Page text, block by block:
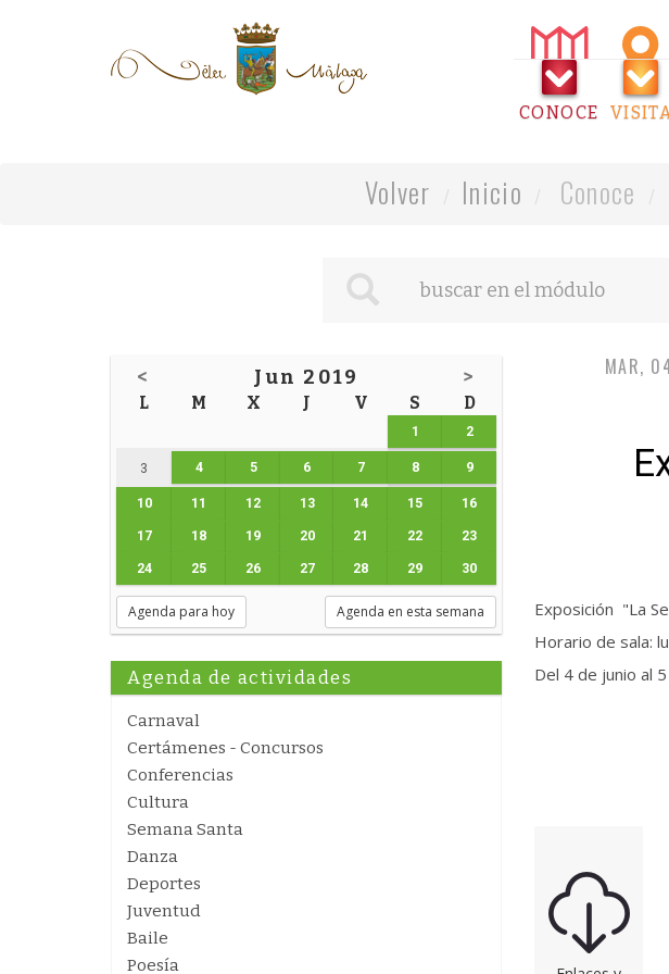
CONOCE
Volver Inicio Conoce
< Jun 2019 >
L M X J V S D
1 2
3 4 5 6 7 8 9
10 11 12 13 14 15 16
17 18 19 20 21 22 23
24 25 26 27 28 29 30
Agenda para hoy Agenda en esta semana
Agenda de actividades
Carnaval
Certámenes - Concursos
Conferencias
Cultura
Semana Santa
Danza
Deportes
Juventud
Baile
Poesía
MAR,
Exposición "La
Horario de sala:
Del 4 de junio al